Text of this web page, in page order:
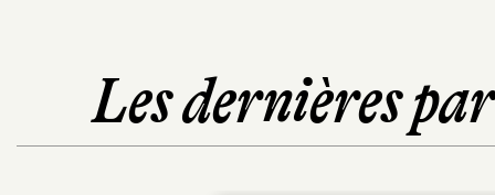
Les dernières